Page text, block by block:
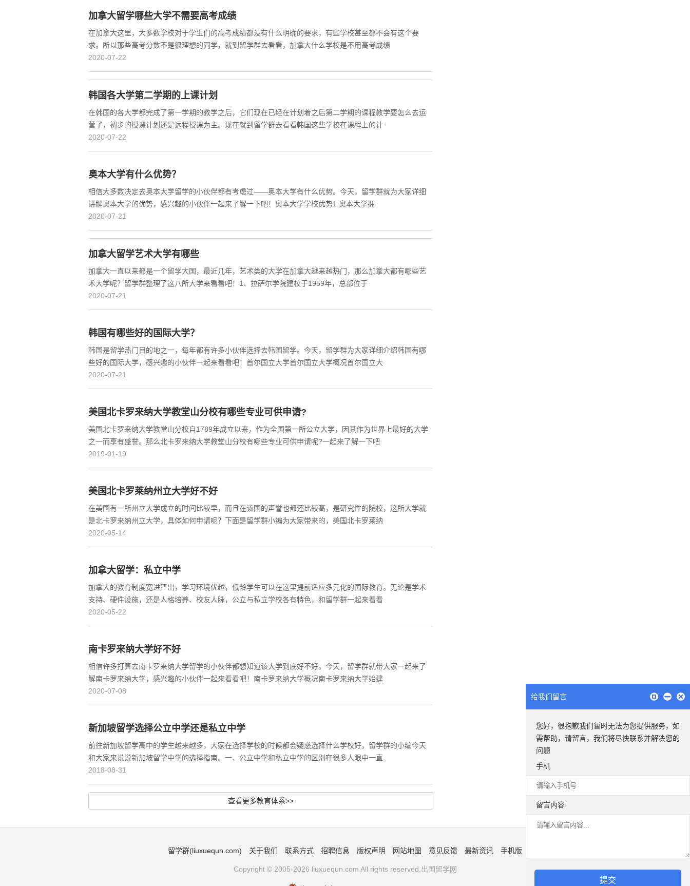
加拿大留学哪些大学不需要高考成绩
在加拿大这里，大多数学校对于学生们的高考成绩都没有什么明确的要求，有些学校甚至都不会有这个要
求。所以那些高考分数不是很理想的同学，就到留学群去看看，加拿大什么学校是不用高考成绩
2020-07-22
韩国各大学第二学期的上课计划
在韩国的各大学都完成了第一学期的教学之后，它们现在已经在计划着之后第二学期的课程教学要怎么去运
营了，初步的授课计划还是远程授课为主。现在就到留学群去看看韩国这些学校在课程上的计
2020-07-22
奥本大学有什么优势？
相信大多数决定去奥本大学留学的小伙伴都有考虑过——奥本大学有什么优势。今天，留学群就为大家详细
讲解奥本大学的优势，感兴趣的小伙伴一起来了解一下吧！奥本大学学校优势1.奥本大学拥
2020-07-21
加拿大留学艺术大学有哪些
加拿大一直以来都是一个留学大国，最近几年，艺术类的大学在加拿大越来越热门，那么加拿大都有哪些艺
术大学呢？留学群整理了这八所大学来看看吧！1、拉萨尔学院建校于1959年，总部位于
2020-07-21
韩国有哪些好的国际大学？
韩国是留学热门目的地之一，每年都有许多小伙伴选择去韩国留学。今天，留学群为大家详细介绍韩国有哪
些好的国际大学，感兴趣的小伙伴一起来看看吧！首尔国立大学首尔国立大学概况首尔国立大
2020-07-21
美国北卡罗来纳大学教堂山分校有哪些专业可供申请?
美国北卡罗来纳大学教堂山分校自1789年成立以来，作为全国第一所公立大学，因其作为世界上最好的大学
之一而享有盛誉。那么北卡罗来纳大学教堂山分校有哪些专业可供申请呢?一起来了解一下吧
2019-01-19
美国北卡罗莱纳州立大学好不好
在美国有一所州立大学成立的时间比较早，而且在该国的声誉也都还比较高，是研究性的院校，这所大学就
是北卡罗来纳州立大学，具体如何申请呢？下面是留学群小编为大家带来的，美国北卡罗莱纳
2020-05-14
加拿大留学：私立中学
加拿大的教育制度宽进严出，学习环境优越，低龄学生可以在这里提前适应多元化的国际教育。无论是学术
支持、硬件设施，还是人格培养、校友人脉，公立与私立学校各有特色，和留学群一起来看看
2020-05-22
南卡罗来纳大学好不好
相信许多打算去南卡罗来纳大学留学的小伙伴都想知道该大学到底好不好。今天，留学群就带大家一起来了
解南卡罗来纳大学，感兴趣的小伙伴一起来看看吧！南卡罗来纳大学概况南卡罗来纳大学始建
2020-07-08
新加坡留学选择公立中学还是私立中学
前往新加坡留学高中的学生越来越多，大家在选择学校的时候都会疑惑选择什么学校好，留学群的小编今天
和大家来说说新加坡留学中学的选择指南。一、公立中学和私立中学的区别在很多人眼中一直
2018-08-31
查看更多教育体系>>
留学群(liuxuequn.com) 关于我们 联系方式 招聘信息 版权声明 网站地图 意见反馈 最新资讯 手机版
Copyright © 2005-2026 liuxuequn.com All rights reserved.出国留学网
给我们留言
您好，很抱歉我们暂时无法为您提供服务，如
需帮助，请留言，我们将尽快联系并解决您的
问题
手机
留言内容
提交